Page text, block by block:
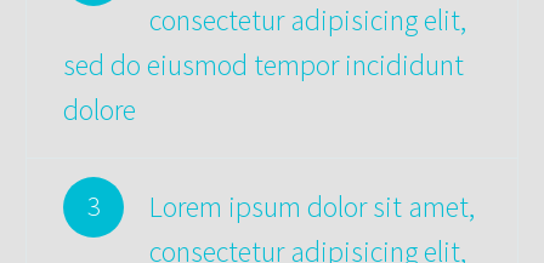
consectetur adipisicing elit,
sed do eiusmod tempor incididunt
dolore
3
Lorem ipsum dolor sit amet,
consectetur adipisicing elit,